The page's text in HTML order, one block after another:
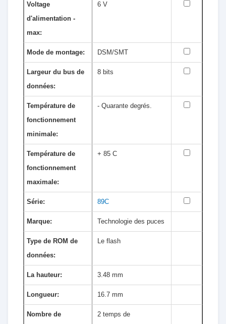
Voltage
d'alimentation -
max:
6 V
Mode de montage: DSM/SMT
Largeur du bus de
données:
8 bits
Température de
fonctionnement
minimale:
- Quarante degrés.
Température de
fonctionnement
maximale:
+ 85 C
Série: 89C
Marque: Technologie des puces
Type de ROM de
données:
Le flash
La hauteur: 3.48 mm
Longueur: 16.7 mm
Nombre de
2 temps de